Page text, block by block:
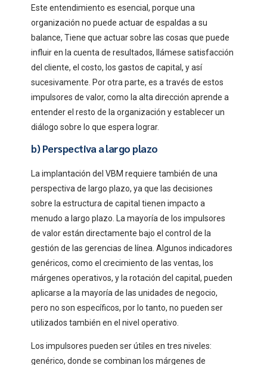
Este entendimiento es esencial, porque una
organización no puede actuar de espaldas a su
balance, Tiene que actuar sobre las cosas que puede
influir en la cuenta de resultados, llámese satisfacción
del cliente, el costo, los gastos de capital, y así
sucesivamente. Por otra parte, es a través de estos
impulsores de valor, como la alta dirección aprende a
entender el resto de la organización y establecer un
diálogo sobre lo que espera lograr.
b) Perspectiva a largo plazo
La implantación del VBM requiere también de una
perspectiva de largo plazo, ya que las decisiones
sobre la estructura de capital tienen impacto a
menudo a largo plazo. La mayoría de los impulsores
de valor están directamente bajo el control de la
gestión de las gerencias de línea. Algunos indicadores
genéricos, como el crecimiento de las ventas, los
márgenes operativos, y la rotación del capital, pueden
aplicarse a la mayoría de las unidades de negocio,
pero no son específicos, por lo tanto, no pueden ser
utilizados también en el nivel operativo.
Los impulsores pueden ser útiles en tres niveles:
genérico, donde se combinan los márgenes de